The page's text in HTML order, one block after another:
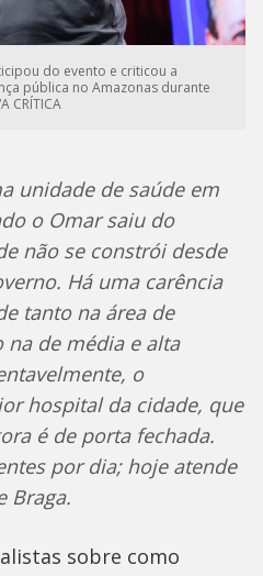
do evento e criticou a
pública no Amazonas durante
CRÍTICA
unidade de saúde em
o Omar saiu do
não se constrói desde
Há uma carência
tanto na área de
de média e alta
o
hospital da cidade, que
é de porta fechada.
por dia; hoje atende
Braga.
sobre como